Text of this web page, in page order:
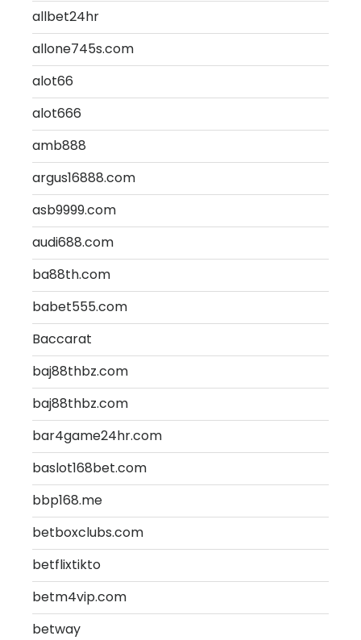
allbet24hr
allone745s.com
alot66
alot666
amb888
argus16888.com
asb9999.com
audi688.com
ba88th.com
babet555.com
Baccarat
baj88thbz.com
baj88thbz.com
bar4game24hr.com
baslot168bet.com
bbp168.me
betboxclubs.com
betflixtikto
betm4vip.com
betway